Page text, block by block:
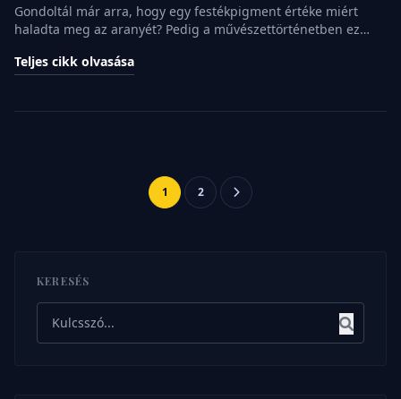
Gondoltál már arra, hogy egy festékpigment értéke miért
haladta meg az aranyét? Pedig a művészettörténetben ez
ma simán kinyomott, tubusos festék mögött egy olyan
Teljes cikk olvasása
Bejegyzések
lapozása
1 2
KERESÉS